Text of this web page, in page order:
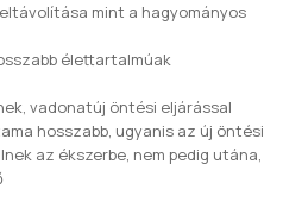
mint a hagyományos
élettartalmúak
vadonatúj öntési eljárással
hosszabb, ugyanis az új öntési
az ékszerbe, nem pedig utána,